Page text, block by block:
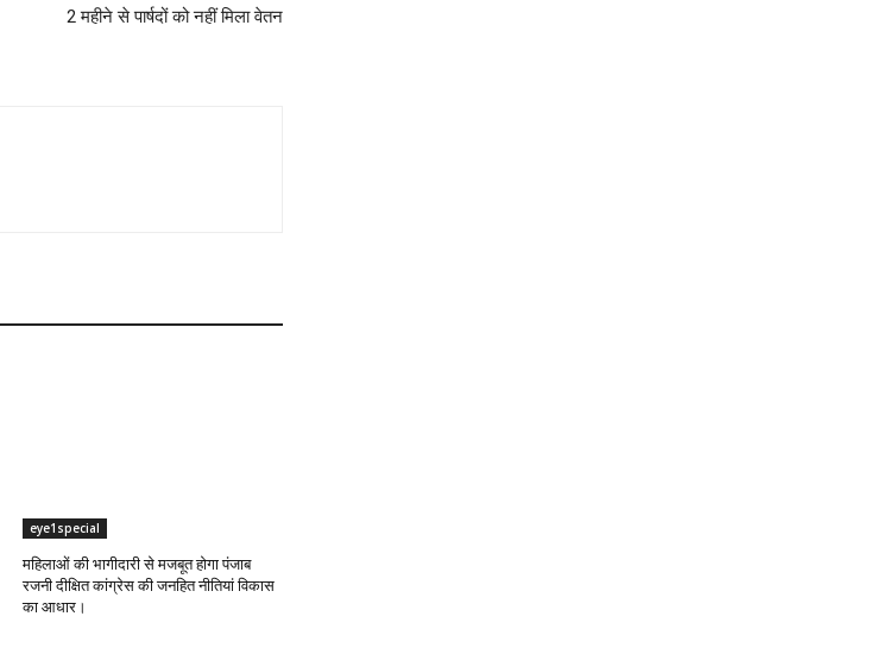
2 महीने से पार्षदों को नहीं मिला वेतन
eye1special
महिलाओं की भागीदारी से मजबूत होगा पंजाब
रजनी दीक्षित कांग्रेस की जनहित नीतियां विकास
का आधार।